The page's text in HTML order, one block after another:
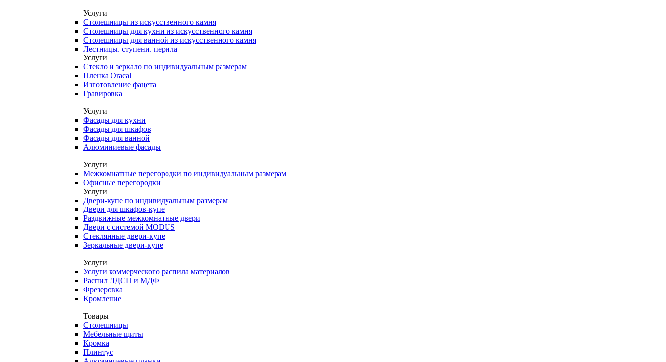
Услуги
Столешницы из искусственного камня
Столешницы для кухни из искусственного камня
Столешницы для ванной из искусственного камня
Лестницы, ступени, перила
Услуги
Стекло и зеркало по индивидуальным размерам
Пленка Oracal
Изготовление фацета
Гравировка
Услуги
Фасады для кухни
Фасады для шкафов
Фасады для ванной
Алюминиевые фасады
Услуги
Межкомнатные перегородки по индивидуальным размерам
Офисные перегородки
Услуги
Двери-купе по индивидуальным размерам
Двери для шкафов-купе
Раздвижные межкомнатные двери
Двери с системой MODUS
Стеклянные двери-купе
Зеркальные двери-купе
Услуги
Услуги коммерческого распила материалов
Распил ЛДСП и МДФ
Фрезеровка
Кромление
Товары
Столешницы
Мебельные щиты
Кромка
Плинтус